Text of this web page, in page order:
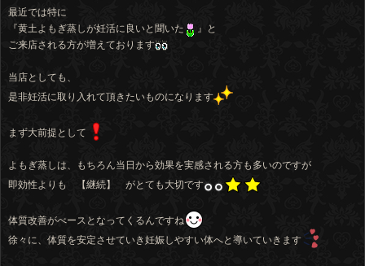
最近では特に
『黄土よもぎ蒸しが妊活に良いと聞いた
』と
ご来店される方が増えております
当店としても、
是非妊活に取り入れて頂きたいものになります
まず大前提として
よもぎ蒸しは、もちろん当日から効果を実感される方も多いのですが
即効性よりも 【継続】 がとても大切です
体質改善がべースとなってくるんですね
徐々に、体質を安定させていき妊娠しやすい体へと導いていきます